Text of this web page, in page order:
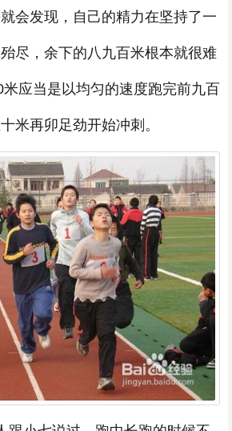
会发现，自己的精力在坚持了一
尽，余下的八九百米根本就很难
应当是以均匀的速度跑完前九百
米再卯足劲开始冲刺。